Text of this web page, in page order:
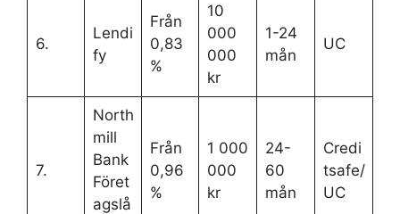
6.
Lendi
fy
Från
0,83
%
10
000
000
kr
1-24
mån
UC
7.
North
mill
Bank
Föret
agslå
Från
0,96
%
1 000
000
kr
24-
60
mån
Credi
tsafe/
UC